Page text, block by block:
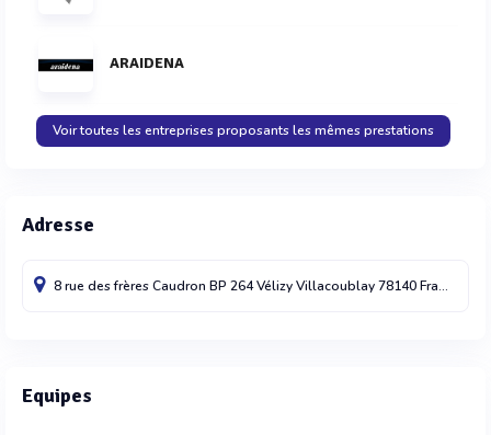
ARAIDENA
Voir toutes les entreprises proposants les mêmes prestations
Adresse
8 rue des frères Caudron BP 264Vélizy Villacoublay78140France
Equipes